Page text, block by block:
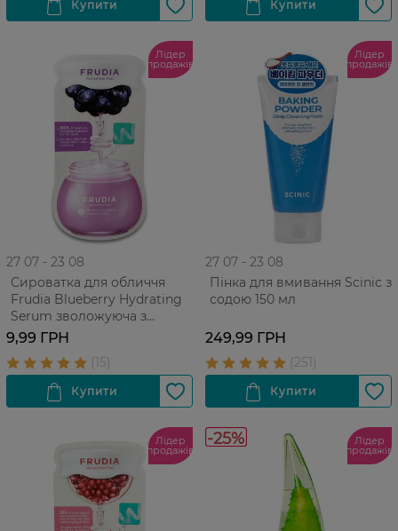
Лідер
продажів
27 07 - 23 08
Сироватка для обличчя
Frudia Blueberry Hydrating
Serum зволожуюча з
екстрактом чорниці Для
усіх типів ​​шкіри 1 шт
9,99 ГРН
Лідер
продажів
27 07 - 23 08
Пінка для вмивання Scinic з
содою 150 мл
249,99 ГРН
Лідер
продажів
-25% Лідер
продажів